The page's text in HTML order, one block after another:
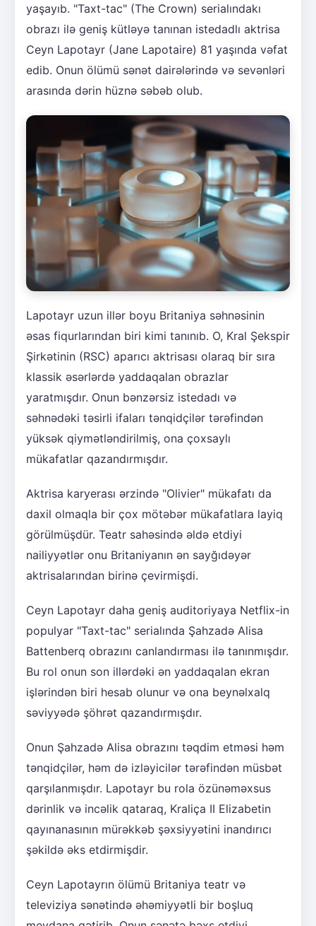
yaşayıb. "Taxt-tac" (The Crown) serialındakı
obrazı ilə geniş kütləyə tanınan istedadlı aktrisa
Ceyn Lapotayr (Jane Lapotaire) 81 yaşında vəfat
edib. Onun ölümü sənət dairələrində və sevənləri
arasında dərin hüznə səbəb olub.
Lapotayr uzun illər boyu Britaniya səhnəsinin
əsas fiqurlarından biri kimi tanınıb. O, Kral Şekspir
Şirkətinin (RSC) aparıcı aktrisası olaraq bir sıra
klassik əsərlərdə yaddaqalan obrazlar
yaratmışdır. Onun bənzərsiz istedadı və
səhnədəki təsirli ifaları tənqidçilər tərəfindən
yüksək qiymətləndirilmiş, ona çoxsaylı
mükafatlar qazandırmışdır.
Aktrisa karyerası ərzində "Olivier" mükafatı da
daxil olmaqla bir çox mötəbər mükafatlara layiq
görülmüşdür. Teatr sahəsində əldə etdiyi
nailiyyətlər onu Britaniyanın ən sayğıdəyər
aktrisalarından birinə çevirmişdi.
Ceyn Lapotayr daha geniş auditoriyaya Netflix-in
populyar "Taxt-tac" serialında Şahzadə Alisa
Battenberq obrazını canlandırması ilə tanınmışdır.
Bu rol onun son illərdəki ən yaddaqalan ekran
işlərindən biri hesab olunur və ona beynəlxalq
səviyyədə şöhrət qazandırmışdır.
Onun Şahzadə Alisa obrazını təqdim etməsi həm
tənqidçilər, həm də izləyicilər tərəfindən müsbət
qarşılanmışdır. Lapotayr bu rola özünəməxsus
dərinlik və incəlik qataraq, Kraliça II Elizabetin
qayınanasının mürəkkəb şəxsiyyətini inandırıcı
şəkildə əks etdirmişdir.
Ceyn Lapotayrın ölümü Britaniya teatr və
televiziya sənətində əhəmiyyətli bir boşluq